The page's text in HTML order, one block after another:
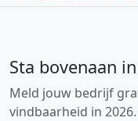
Sta bovenaan
Meld jouw bedrijf
vindbaarheid in 2026.